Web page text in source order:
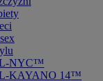
NYC™
KAYANO 14™